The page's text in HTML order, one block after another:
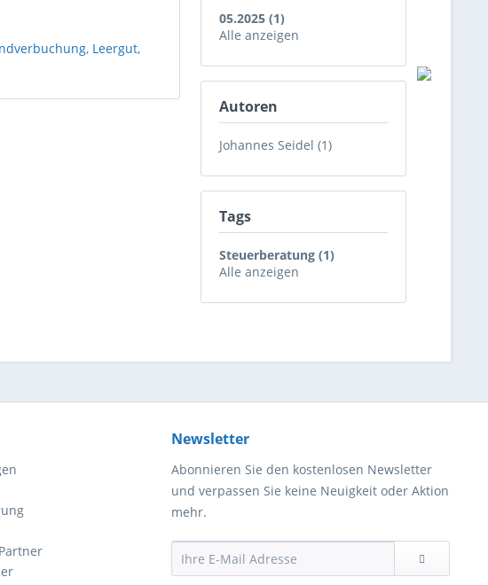
05.2025 (1)
Alle anzeigen
Autoren
Johannes Seidel (1)
Tags
Steuerberatung (1)
Alle anzeigen
, Leergut,
Newsletter
Abonnieren Sie den kostenlosen Newsletter
und verpassen Sie keine Neuigkeit oder Aktion
mehr.